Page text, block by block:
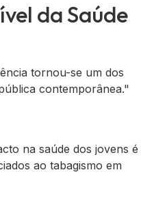
da Saúde
tornou-se um dos
contemporânea."
na saúde dos jovens é
ao tabagismo em